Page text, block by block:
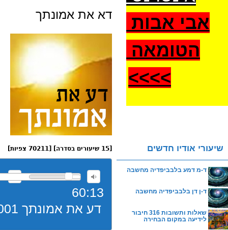
דא את אמונתך
[15 שיעורים בסדרה] [70211 צפיות]
60:13
דע את אמונתך 001 הגדרת מהות האמונה והגדרת מציאות
אבי אבות
הטומאה
>>>
>
שיעורי אודיו חדשים
ד-מ דמע בלבביפדיה מחשבה
ד-ן דן בלבביפדיה מחשבה
שאלות ותשובות 316 חיבור
לידיעה במקום הבחירה